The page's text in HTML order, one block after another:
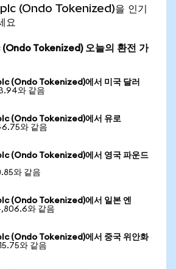
(Ondo Tokenized)을 인기
요
Tokenized) 오늘의 환전 가
(Ondo Tokenized)에서 미국 달러
와 같음
(Ondo Tokenized)에서 유로
와 같음
(Ondo Tokenized)에서 영국 파운드
와 같음
(Ondo Tokenized)에서 일본 엔
와 같음
(Ondo Tokenized)에서 중국 위안화
와 같음